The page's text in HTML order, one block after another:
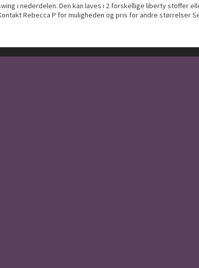
i nederdelen. Den kan laves i 2 forskellige liberty stoffer
Rebecca P for muligheden og pris for andre størrelser